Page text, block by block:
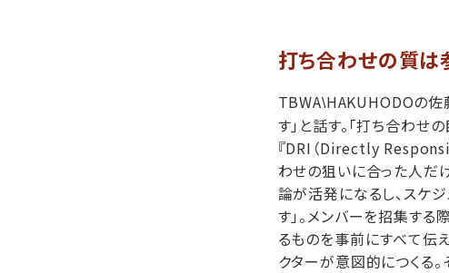
打ち合わせの質は
TBWA\HAKUHODOの佐
す」と話す。「打ち合わせ
『DRI（Directly
わせの狙いに合った人だ
論が活発になるし、スケ
す」。メンバーを招集す
るものを事前にすべて伝
クターが意図的につくる